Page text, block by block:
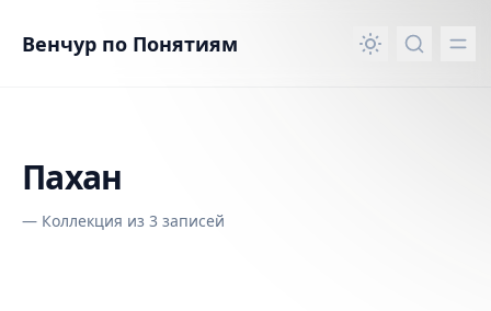
Венчур по Понятиям
Пахан
— Коллекция из 3 записей